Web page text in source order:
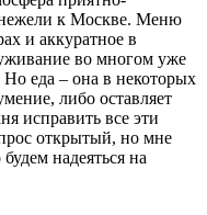
к Москве. Меню
и аккуратное в
во многом уже
еда – она в некоторых
либо оставляет
исправить все эти
открытый, но мне
надеяться на